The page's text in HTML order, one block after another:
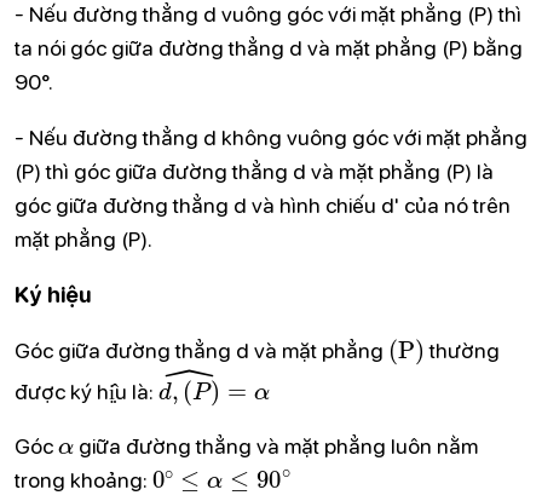
- Nếu đường thẳng d vuông góc với mặt phẳng (P) thì
ta nói góc giữa đường thẳng d và mặt phẳng (P) bằng
90°.
- Nếu đường thẳng d không vuông góc với mặt phẳng
(P) thì góc giữa đường thẳng d và mặt phẳng (P) là
góc giữa đường thẳng d và hình chiếu d' của nó trên
mặt phẳng (P).
Ký hiệu
Góc giữa đường thẳng d và mặt phẳng
( )
thường
được ký hị̣̂u là:
d,(P)^=
Góc
giữa đường thẳng và mặt phẳng luôn nằm
trong khoảng:
0∘≤α≤90 ∘